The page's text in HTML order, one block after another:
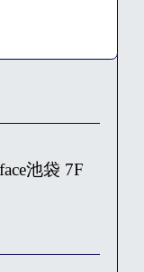
池袋 7F